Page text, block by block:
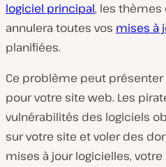
logiciel principal, les thèmes
annulera toutes vos mises à
planifiées.
Ce problème peut
pour votre site web. Les
vulnérabilités des logiciels
sur votre site et voler des
mises à jour logicielles,